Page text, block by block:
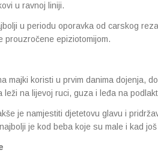
u ravnoj liniji.
u periodu oporavka od carskog
prouzročene epiziotomijom.
majki koristi u prvim danima dojenja,
leži na lijevoj ruci, guza i leđa na
je namjestiti djetetovu glavu i
je kod beba koje su male i kad